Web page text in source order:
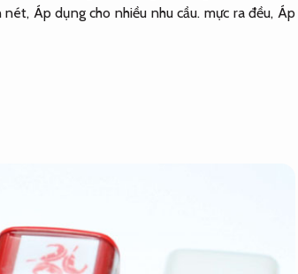
nét, Áp dụng cho nhiều nhu cầu. mực ra đều, Áp